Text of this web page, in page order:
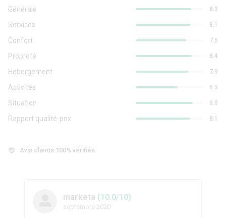
Générale 8.3
Services 8.1
Confort 7.5
Propreté 8.4
Hébergement 7.9
Activités 6.3
Situation 8.5
Rapport qualité-prix 8.1
Avis clients 100% vérifiés
marketa (10.0/10)
septembre 2020